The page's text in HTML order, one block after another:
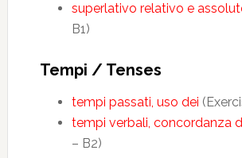
superlativo relativo e
B1)
Tempi / Tenses
tempi passati, uso dei
tempi verbali, concordanza
– B2)